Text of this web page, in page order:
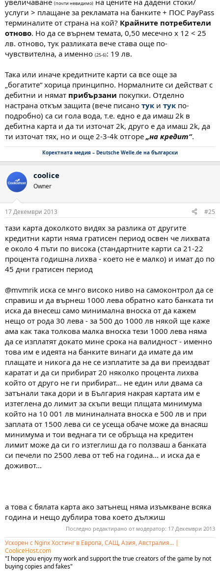
увеличаване (почти невидимо) на цените на дадени стоки/
услуги > плащане за рекламата на банките + ПОС PayPass
терминалите от страна на кой? Крайните потребители
отново. Но да се върнем темата, 0,50 месечно x 12 < 25
лв. отново, тук разликата вече става още по-
чувствителна, а именно (25-6): 19 лв.
Така или иначе кредитните карти са все още за
„богатите“ хорица принципно. Нормалните си действат с
дебитни и нямат прибързани покупки. Отделно
настрана откъм защита (вече писано тук и тук по-
подробно) са си гола вода, т.е. едно е да имаш 2k в
дебитна карта и да ти източат 2k, друго е да имаш 2k, да
ти източат тях, но и още 2-3-4k отгоре „на кредит“.
Коректната медия – Deutsche Welle.de на български
coolice
Owner
17 Декември 2013 #25
тази карта доколкото видях за разлика от другите
кредитни карти няма гратисен период освен че лихвата
е около 4 пъти по висока (стандартните карти са 21-22
процента годишна лихва - което не е малко) и имат до по
45 дни гратисен период
@mvmrik иска се мнго високо ниво на самоконтрол да се
справиш и да върнеш 1000 лева обратно като банката ти
иска да внесеш само минимална вноска от да кажем
нещо от рода 30 лева - за 500 до 1000 лв някой ще каже
ама как така толкова малка вноска тези 1000 лева няма
да се изплатят докато мине срока на валидност - именно
това им е идеята на банките винаги да имате да им
плащате и никога да не се изплатите за да ви преиздват
каратат и да си прибират 20 няколко процента лихва
който от друго не ги прибират... не един или двама са
затънали така дори и в България накрая картата им е
изтеглена до лимит за скъпи вещи плщата минимума
който на 10 001 лв мининалната вноска е 500 лв и при
заплата от 1500 лева си се усеща обаче може да внасяш
минимума и тои веднага ти се обръща на кредитен
лимит може да си го изтеглиш да го ползваш а банката
си печели по 2500 лева от теб на година... и иска да е
доживот...
а това с бялата карта ако затънещ няма изъмкване всяка
година и нещо дублира това което дължиш
Последно редактирано от модератор: 17 Декември 2013
Ускорен с Nginx Хостинг в Европа, САЩ, Азия, Австралия... |
CooliceHost.com
"I hope you enjoy my work and support the true creators of the game by not
buying copies and fakes"